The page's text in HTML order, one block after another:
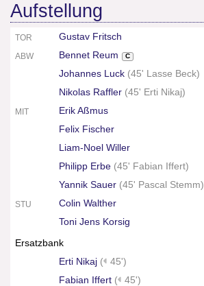
Aufstellung
TOR Gustav Fritsch
ABW Bennet Reum C
Johannes Luck (45' Lasse Beck)
Nikolas Raffler (45' Erti Nikaj)
MIT
Erik Aßmus
Felix Fischer
Liam-Noel Willer
Philipp Erbe (45' Fabian Iffert)
Yannik Sauer (45' Pascal Stemm)
STU
Colin Walther
Toni Jens Korsig
Ersatzbank
Erti Nikaj (
45')
Fabian Iffert (
45')